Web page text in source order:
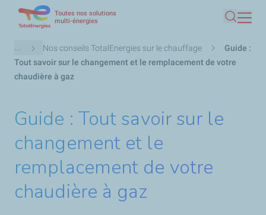
contenu
principal
Toutes nos solutions
multi-énergies
Fil
d'Ariane
... Nos conseils TotalEnergies sur le chauffage
Guide :
Tout savoir sur le changement et le remplacement de votre
chaudière à gaz
Guide : Tout savoir sur le
changement et le
remplacement de votre
chaudière à gaz